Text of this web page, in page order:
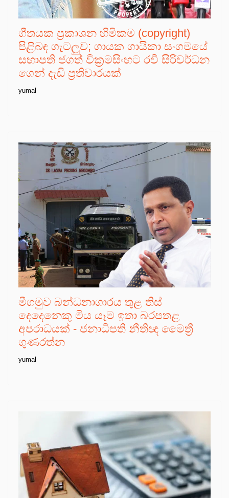
ගීතයක ප්‍රකාශන හිමිකම (copyright)
පිළිබඳ ගැටලුව; ගායක ගායිකා සංගමයේ
සභාපති ජගත් වික්‍රමසිංහට රවී සිරිවර්ධන
ගෙන් දැඩි ප්‍රතිචාරයක්
yumal
මීගමුව බන්ධනාගාරය තුළ තිස්
දෙදෙනෙකු මිය යෑම ඉතා බරපතළ
අපරාධයක් - ජනාධිපති නීතිඥ මෛත්‍රී
ගුණරත්න
yumal